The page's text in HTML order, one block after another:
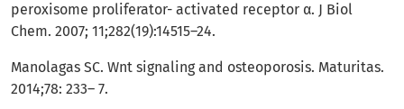
peroxisome proliferator- activated receptor α. J Biol
Chem. 2007; 11;282(19):14515–24.
Manolagas SC. Wnt signaling and osteoporosis. Maturitas.
2014;78: 233– 7.